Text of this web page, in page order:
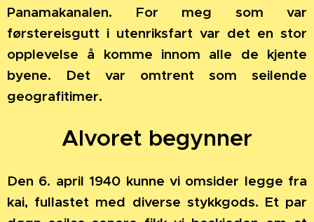
Panamakanalen. For meg som var
førstereisgutt i utenriksfart var det en stor
opplevelse å komme innom alle de kjente
byene. Det var omtrent som seilende
geografitimer.
Alvoret begynner
Den 6. april 1940 kunne vi omsider legge fra
kai, fullastet med diverse stykkgods. Et par